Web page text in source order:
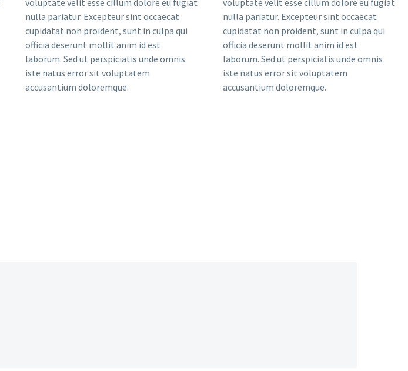
voluptate velit esse cillum dolore eu fugiat
nulla pariatur. Excepteur sint occaecat
cupidatat non proident, sunt in culpa qui
officia deserunt mollit anim id est
laborum. Sed ut perspiciatis unde omnis
iste natus error sit voluptatem
accusantium doloremque.
voluptate velit esse cillum dolore eu fugiat
nulla pariatur. Excepteur sint occaecat
cupidatat non proident, sunt in culpa qui
officia deserunt mollit anim id est
laborum. Sed ut perspiciatis unde omnis
iste natus error sit voluptatem
accusantium doloremque.